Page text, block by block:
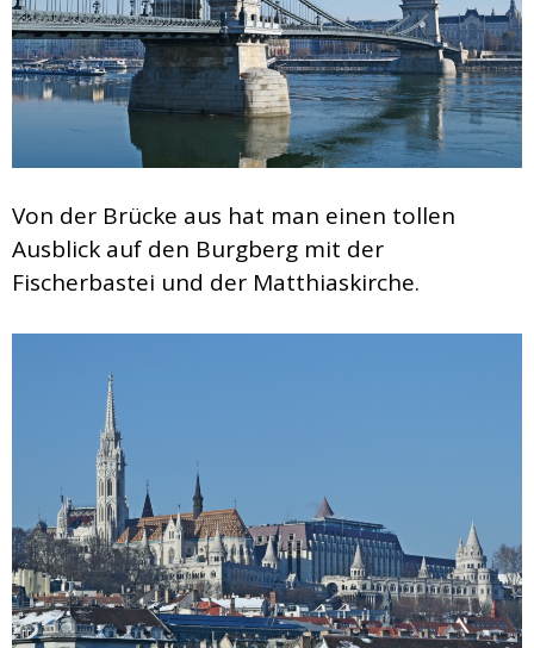
Von der Brücke aus hat man einen tollen
Ausblick auf den Burgberg mit der
Fischerbastei und der Matthiaskirche.